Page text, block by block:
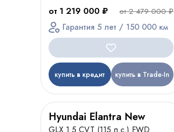
от 1 219 000 ₽ от 2 479 000 ₽
Гарантия 5 лет / 150 000 км
купить в кредит купить в Trade-In
Hyundai Elantra New